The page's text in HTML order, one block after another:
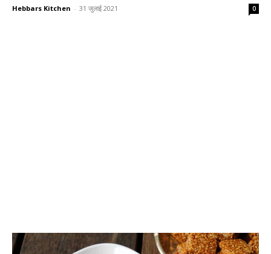
Hebbars Kitchen - 31 जुलाई 2021 0